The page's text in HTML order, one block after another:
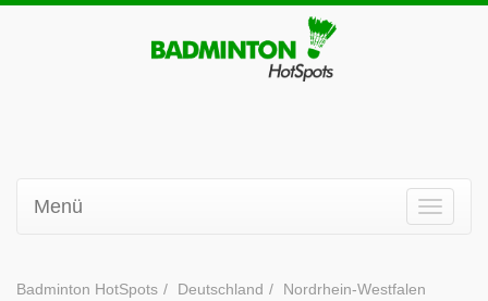
Menü
Badminton HotSpots Deutschland
Nordrhein-Westfalen